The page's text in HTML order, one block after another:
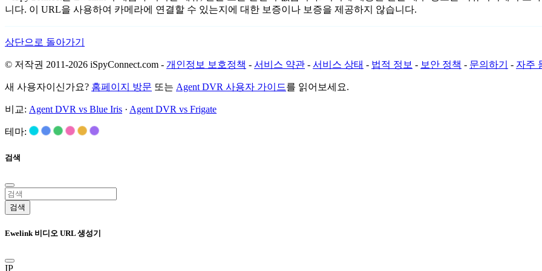
니다. 이 URL을 사용하여 카메라에 연결할 수 있는지에 대한 보증이나 보증을 제공하지 않습니다.
상단으로 돌아가기
© 저작권 2011-2026 iSpyConnect.com - 개인정보 보호정책 - 서비스 약관 - 서비스 상태 - 법적 정보 - 보안 정책 - 문의하기 - 자주
새 사용자이신가요? 홈페이지 방문 또는 Agent DVR 사용자 가이드를 읽어보세요.
비교: Agent DVR vs Blue Iris · Agent DVR vs Frigate
테마:
검색
검색
Ewelink 비디오 URL 생성기
IP